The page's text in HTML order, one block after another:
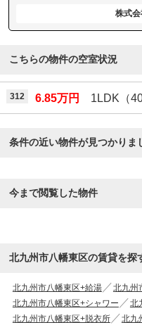
株式
こちらの物件の空室状況
312 6.85万円 1LDK（
条件の近い物件が見つかりま
今まで閲覧した物件
北九州市八幡東区の賃貸を探
北九州市八幡東区+給湯
北九州
北九州市八幡東区+シャワー
北
北九州市八幡東区+脱衣所
北九